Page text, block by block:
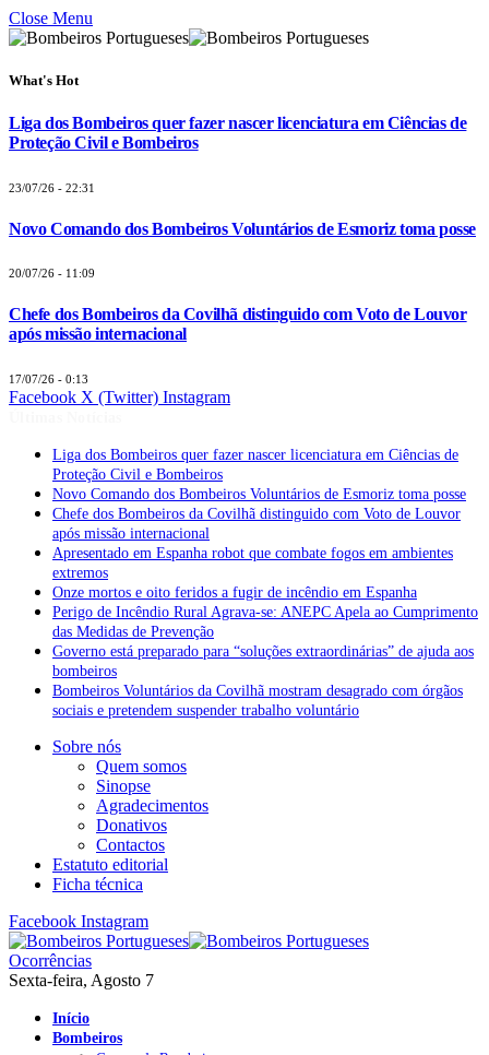
Close Menu
What's Hot
Liga dos Bombeiros quer fazer nascer licenciatura em Ciências de
Proteção Civil e Bombeiros
23/07/26 - 22:31
Novo Comando dos Bombeiros Voluntários de Esmoriz toma posse
20/07/26 - 11:09
Chefe dos Bombeiros da Covilhã distinguido com Voto de Louvor
após missão internacional
17/07/26 - 0:13
Facebook X (Twitter) Instagram
Liga dos Bombeiros quer fazer nascer licenciatura em Ciências de
Proteção Civil e Bombeiros
Novo Comando dos Bombeiros Voluntários de Esmoriz toma posse
Chefe dos Bombeiros da Covilhã distinguido com Voto de Louvor
após missão internacional
Apresentado em Espanha robot que combate fogos em ambientes
extremos
Onze mortos e oito feridos a fugir de incêndio em Espanha
Perigo de Incêndio Rural Agrava-se: ANEPC Apela ao Cumprimento
das Medidas de Prevenção
Governo está preparado para “soluções extraordinárias” de ajuda aos
bombeiros
Bombeiros Voluntários da Covilhã mostram desagrado com órgãos
sociais e pretendem suspender trabalho voluntário
Sobre nós
Quem somos
Sinopse
Agradecimentos
Donativos
Contactos
Estatuto editorial
Ficha técnica
Facebook Instagram
Ocorrências
Sexta-feira, Agosto 7
Início
Bombeiros